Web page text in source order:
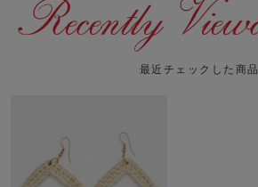
最近チェックした商品